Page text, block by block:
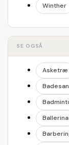
Winther
SE OGSÅ
Asketræ
Ballerina